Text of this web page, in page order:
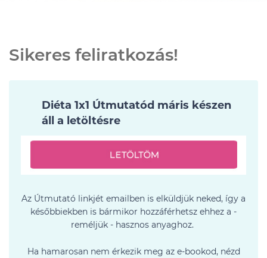
Sikeres feliratkozás!
Diéta 1x1 Útmutatód máris készen
áll a letöltésre
Az Útmutató linkjét emailben is elküldjük neked, így a
későbbiekben is bármikor hozzáférhetsz ehhez a -
reméljük - hasznos anyaghoz.
Ha hamarosan nem érkezik meg az e-bookod, nézd